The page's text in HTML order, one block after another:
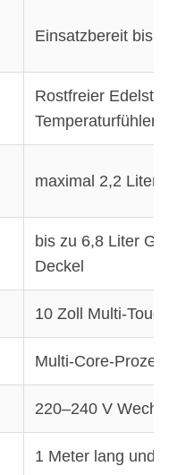
Einsatzbereit bis
Rostfreier Edelstahl,
Temperaturfühler
maximal 2,2 Liter
bis zu 6,8 Liter
Deckel
10 Zoll Multi-Touch-
Multi-Core-Prozessor
220–240 V
1 Meter lang und